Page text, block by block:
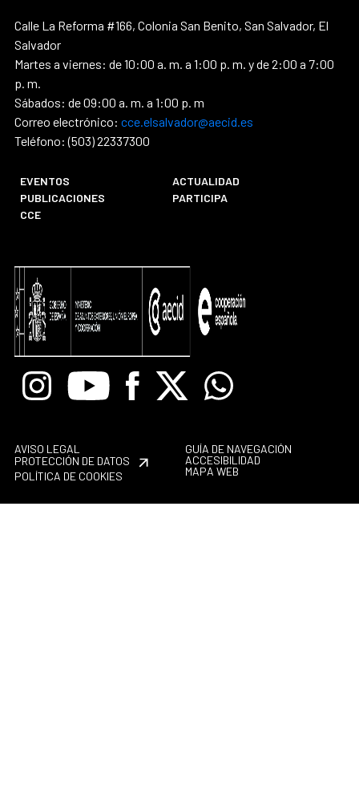
Calle La Reforma #166, Colonia San Benito, San Salvador, El
Salvador
Martes a viernes: de 10:00 a. m. a 1:00 p. m. y de 2:00 a 7:00
p. m.
Sábados: de 09:00 a. m. a 1:00 p. m
Correo electrónico: cce.elsalvador@aecid.es
Teléfono: (503) 22337300
EVENTOS
ACTUALIDAD
PUBLICACIONES
PARTICIPA
CCE
InstagramYoutube Facebook
X Whatsapp
AVISO LEGAL
PROTECCIÓN DE DATOS
POLÍTICA DE COOKIES
GUÍA DE NAVEGACIÓN
ACCESIBILIDAD
MAPA WEB